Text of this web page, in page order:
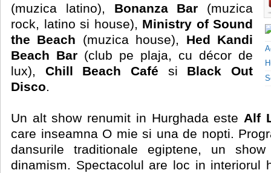
(muzica latino), Bonanza Bar (muzica
rock, latino si house), Ministry of Sound
the Beach (muzica house), Hed Kandi
Beach Bar (club pe plaja, cu décor de
lux), Chill Beach Café si Black Out
Disco.
Un alt show renumit in Hurghada este Alf
care inseamna O mie si una de nopti.
dansurile traditionale egiptene, un
dinamism. Spectacolul are loc in interiorul